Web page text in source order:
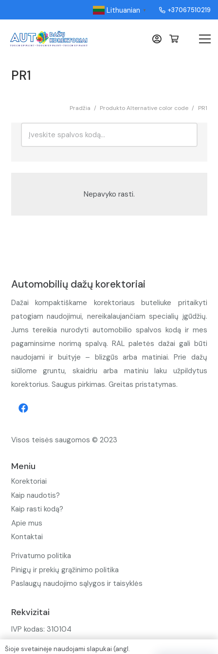
Lithuanian ▼ +37067510219
PR1
Pradžia / Produkto Alternative color code / PR1
Nepavyko rasti.
Automobilių dažų korektoriai
Dažai kompaktiškame korektoriaus buteliuke pritaikyti
patogiam naudojimui, nereikalaujančiam specialių įgūdžių.
Jums tereikia nurodyti automobilio spalvos kodą ir mes
pagaminsime norimą spalvą. RAL paletės dažai gali būti
naudojami ir buityje – blizgūs arba matiniai. Prie dažų
siūlome gruntu, skaidriu arba matiniu laku užpildytus
korektorius. Saugus pirkimas. Greitas pristatymas.
Visos teisės saugomos © 2023
Meniu
Korektoriai
Kaip naudotis?
Kaip rasti kodą?
Apie mus
Kontaktai
Privatumo politika
Pinigų ir prekių grąžinimo politika
Paslaugų naudojimo sąlygos ir taisyklės
Rekvizitai
IVP kodas: 310104
Šioje svetainėje naudojami slapukai (angl.